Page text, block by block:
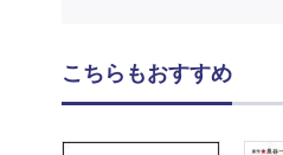
こちらもおすすめ